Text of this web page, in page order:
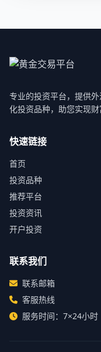
专业的投资平台，提供
化投资品种，助您实现财
快速链接
首页
投资品种
推荐平台
投资资讯
开户投资
联系我们
联系邮箱
客服热线
服务时间：7×24小时